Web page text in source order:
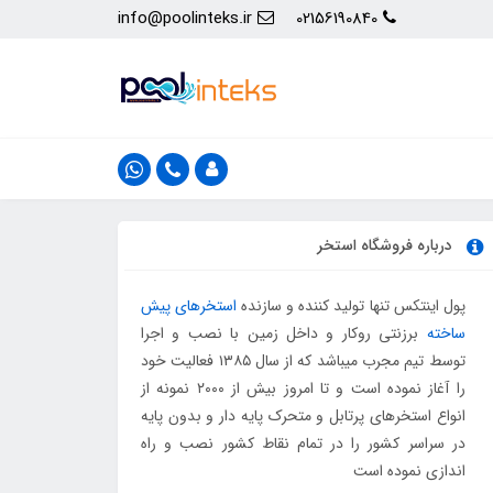
02156190840
info@poolinteks.ir
درباره فروشگاه استخر
پول اینتکس تنها تولید کننده و سازنده استخرهای پیش
ساخته برزنتی روکار و داخل زمین با نصب و اجرا
توسط تیم مجرب میباشد که از سال ۱۳۸۵ فعالیت خود
را آغاز نموده است و تا امروز بیش از ۲۰۰۰ نمونه از
انواع استخرهای پرتابل و متحرک پایه دار و بدون پایه
در سراسر کشور را در تمام نقاط کشور نصب و راه
اندازی نموده است